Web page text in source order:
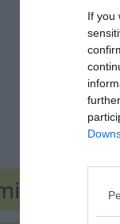
If you
a jó